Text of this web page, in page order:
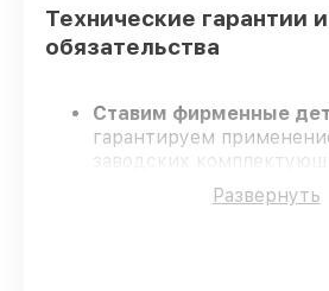
Технические гарантии
обязательства
Ставим фирменные
гарантируем
заводских
Сертифицированные
проходят жёсткий
Развернуть